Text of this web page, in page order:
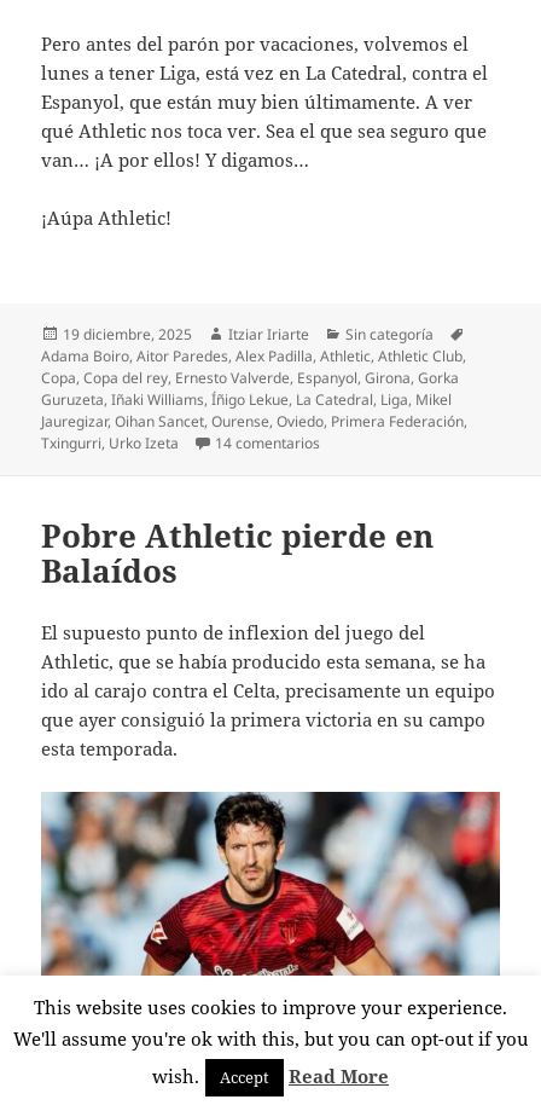
Pero antes del parón por vacaciones, volvemos el
lunes a tener Liga, está vez en La Catedral, contra el
Espanyol, que están muy bien últimamente. A ver
qué Athletic nos toca ver. Sea el que sea seguro que
van… ¡A por ellos! Y digamos…
¡Aúpa Athletic!
Publicado
el
19 diciembre, 2025 Autor
Itziar Iriarte Categorías
Sin categoría
Adama Boiro,Aitor Paredes,Alex Padilla,Athletic,Athletic Club,
Copa,Copa del rey, Ernesto Valverde, Espanyol,Girona,Gorka
Guruzeta,Iñaki Williams,Íñigo Lekue, La Catedral, Liga, Mikel
Jauregizar,Oihan Sancet,Ourense,Oviedo, Primera Federación,
Txingurri, Urko Izeta 14 comentarios
Pobre Athletic pierde en
Balaídos
El supuesto punto de inflexion del juego del
Athletic, que se había producido esta semana, se ha
ido al carajo contra el Celta, precisamente un equipo
que ayer consiguió la primera victoria en su campo
esta temporada.
Vivian no está bien (Foto: Agencias)
This website uses cookies to improve your experience.
We'll assume you're ok with this, but you can opt-out if you
wish.
Accept Read More